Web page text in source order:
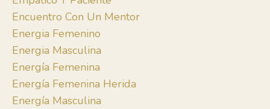
Encuentro Con Un Mentor
Energia Femenino
Energia Masculina
Energía Femenina
Energía Femenina Herida
Energía Masculina